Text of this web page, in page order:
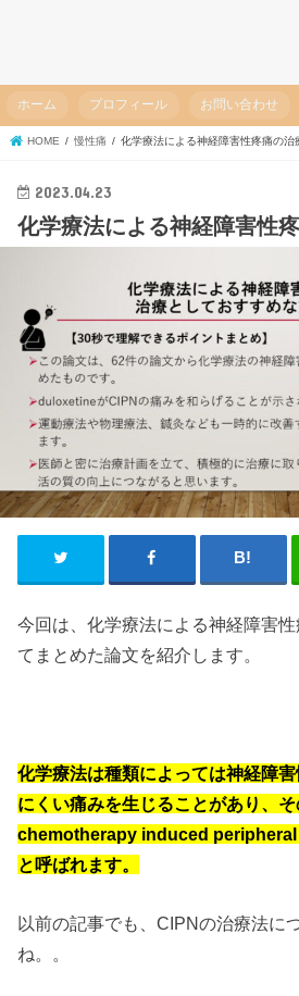
ホーム プロフィール お問い合わせ
HOME 慢性痛 化学療法による神経障害性疼痛の治
2023.04.23
化学療法による神経障害性
今回は、化学療法による神経障害
てまとめた論文を紹介します。
化学療法は種類によっては神経障
にくい痛みを生じることがあり、
chemotherapy induced
と呼ばれます。
以前の記事でも、CIPNの治療法に
ね。。